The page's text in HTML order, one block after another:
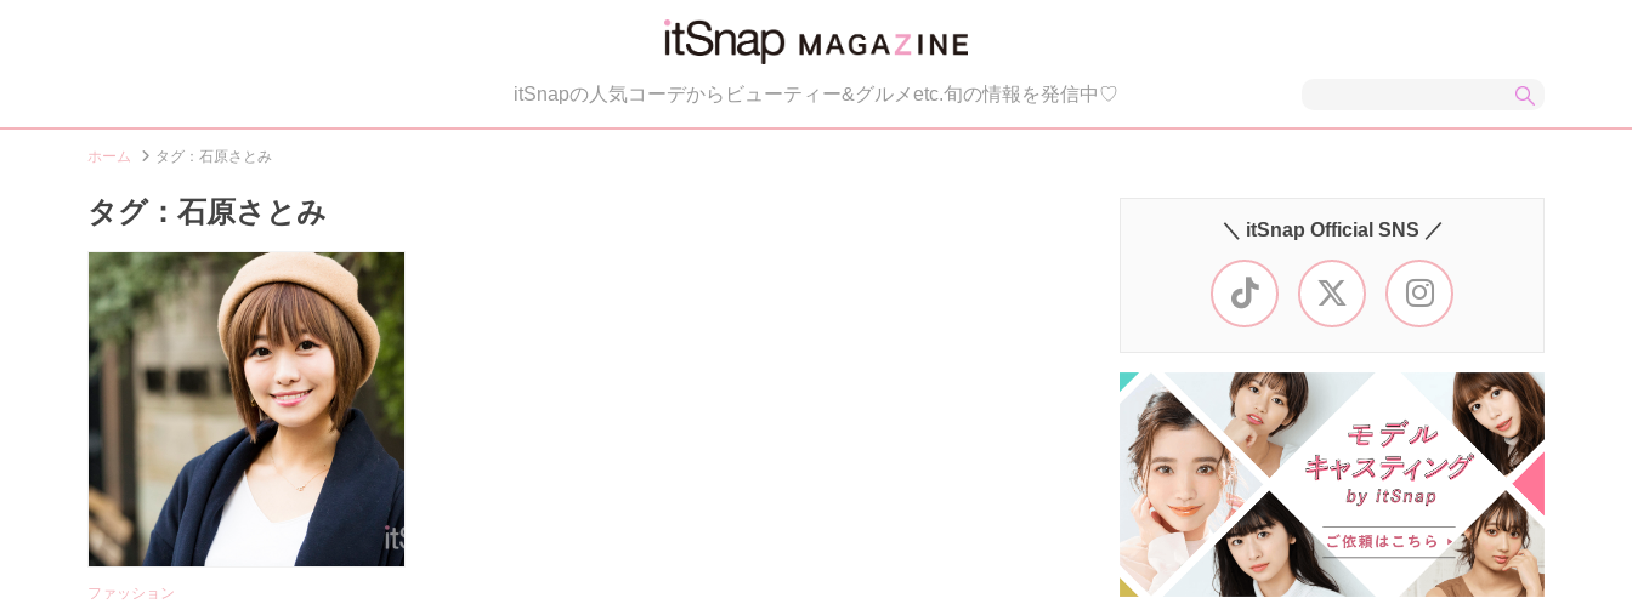
itSnapの人気コーデからビューティー&グルメetc.旬の情報を発信中♡
ホーム タグ：石原さとみ
タグ：石原さとみ
ファッション
＼ itSnap Official SNS ／